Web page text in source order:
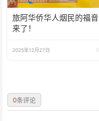
旅阿华侨华人烟民的福音
来了！
2025年12月27日
0条评论